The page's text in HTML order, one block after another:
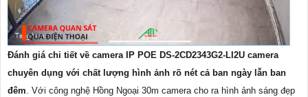
Đánh giá chi tiết về camera IP POE DS-2CD2343G2-LI2U camera
chuyên dụng với chất lượng hình ảnh rõ nét cả ban ngày lẫn ban
đêm. Với công nghệ Hồng Ngoại 30m camera cho ra hình ảnh sáng đẹp